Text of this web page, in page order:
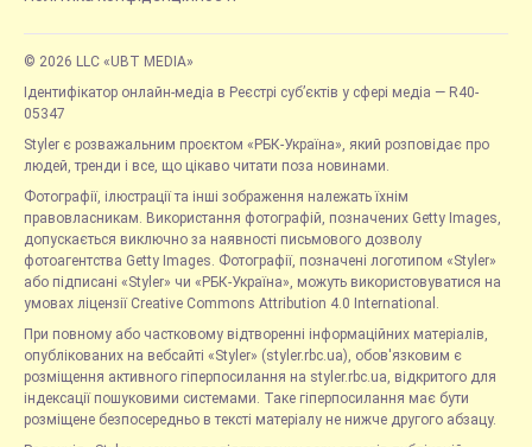
© 2026 LLC «UBT MEDIA»
Ідентифікатор онлайн-медіа в Реєстрі суб’єктів у сфері медіа — R40-
05347
Styler є розважальним проєктом «РБК-Україна», який розповідає про
людей, тренди і все, що цікаво читати поза новинами.
Фотографії, ілюстрації та інші зображення належать їхнім
правовласникам. Використання фотографій, позначених Getty Images,
допускається виключно за наявності письмового дозволу
фотоагентства Getty Images. Фотографії, позначені логотипом «Styler»
або підписані «Styler» чи «РБК-Україна», можуть використовуватися на
умовах ліцензії Creative Commons Attribution 4.0 International.
При повному або частковому відтворенні інформаційних матеріалів,
опублікованих на вебсайті «Styler» (styler.rbc.ua), обов'язковим є
розміщення активного гіперпосилання на styler.rbc.ua, відкритого для
індексації пошуковими системами. Таке гіперпосилання має бути
розміщене безпосередньо в тексті матеріалу не нижче другого абзацу.